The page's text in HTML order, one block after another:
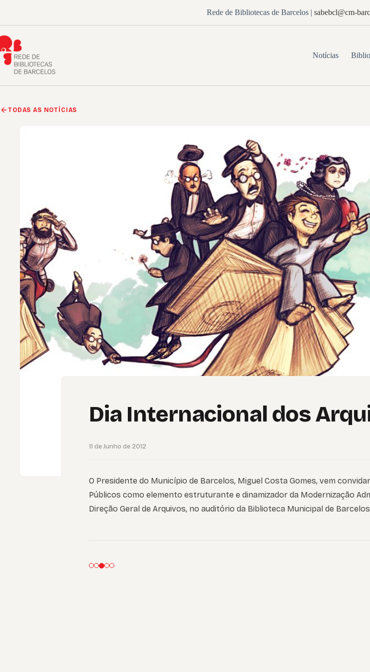
Rede de Bibliotecas de Barcelos | sabebcl@cm-
Notícias
TODAS AS NOTÍCIAS
Dia Internacional dos
11 de Junho de 2012
O Presidente do Município de Barcelos, Miguel Costa Gomes, vem
Públicos como elemento estruturante e dinamizador da Modernização
Direção Geral de Arquivos, no auditório da Biblioteca Municipal de